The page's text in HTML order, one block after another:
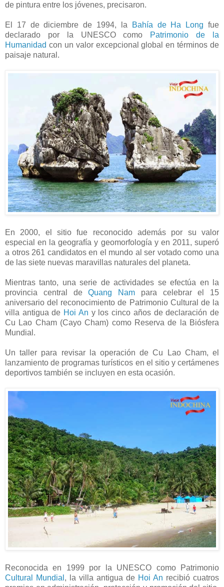
de pintura entre los jóvenes, precisaron.
El 17 de diciembre de 1994, la Bahía de Ha Long fue
declarado por la UNESCO como
Patrimonio de la
Humanidad con un valor excepcional global en términos de
paisaje natural.
En 2000, el sitio fue reconocido además por su valor
especial en la geografía y geomorfología y en 2011, superó
a otros 261 candidatos en el mundo al ser votado como una
de las siete nuevas maravillas naturales del planeta.
Mientras tanto, una serie de actividades se efectúa en la
provincia central deQuang Nam para celebrar el 15
aniversario del reconocimiento de Patrimonio Cultural de la
villa antigua de Hoi An y los cinco años de declaración de
Cu Lao Cham (Cayo Cham) como Reserva de la Biósfera
Mundial.
Un taller para revisar la operación de Cu Lao Cham, el
lanzamiento de programas turísticos en el sitio y certámenes
deportivos también se incluyen en esta ocasión.
Reconocida en 1999 por la UNESCO como Patrimonio
Cultural Mundial , la villa antigua de Hoi An recibió cuatros